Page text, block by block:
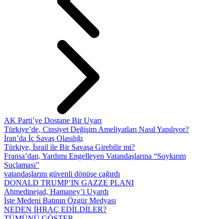
AK Parti’ye Dostane Bir Uyarı
Türkiye’de, Cinsiyet Değişim Ameliyatları Nasıl Yapılıyor?
İran’da İç Savaş Olasılığı
Türkiye, İsrail ile Bir Savaşa Girebilir mi?
Fransa’dan, Yardımı Engelleyen Vatandaşlarına “Soykırım
Suçlaması”
vatandaşlarını güvenli dönüşe çağırdı
DONALD TRUMP’IN GAZZE PLANI
Ahmedinejad, Hamaney’i Uyardı
İşte Medeni Batının Özgür Medyası
NEDEN İHRAÇ EDİLDİLER?